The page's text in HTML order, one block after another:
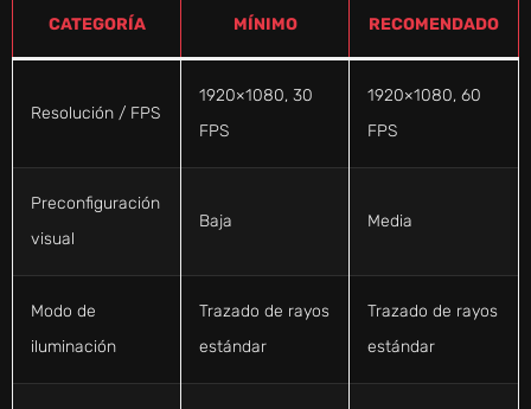
CATEGORÍA MÍNIMO RECOMENDADO
Resolución / FPS
1920×1080, 30
FPS
1920×1080, 60
FPS
Preconfiguración
visual
Baja Media
Modo de
iluminación
Trazado de rayos
estándar
Trazado de rayos
estándar